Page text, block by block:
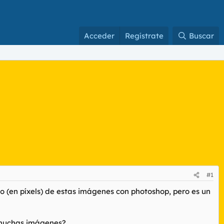
Acceder Regístrate Buscar
#1
píxels) de estas imágenes con photoshop, pero es un